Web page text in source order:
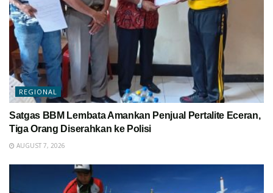
REGIONAL
Satgas BBM Lembata Amankan Penjual Pertalite Eceran,
Tiga Orang Diserahkan ke Polisi
AUGUST 7, 2026